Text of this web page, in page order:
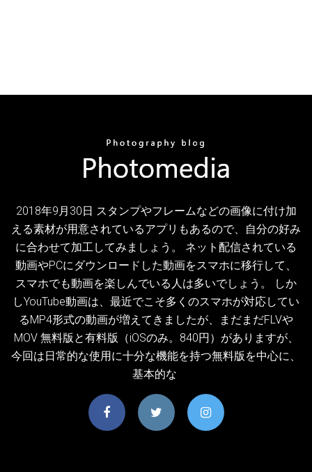
2018年9月30日 スタンプやフレームなどの画像に付け加
える素材が用意されているアプリもあるので、自分の好み
に合わせて加工してみましょう。 ネット配信されている
動画やPCにダウンロードした動画をスマホに移行して、
スマホでも動画を楽しんでいる人は多いでしょう。 しか
しYouTube動画は、最近でこそ多くのスマホが対応してい
るMP4形式の動画が増えてきましたが、まだまだFLVや
MOV 無料版と有料版（iOSのみ。840円）がありますが、
今回は日常的な使用に十分な機能を持つ無料版を中心に、
基本的な